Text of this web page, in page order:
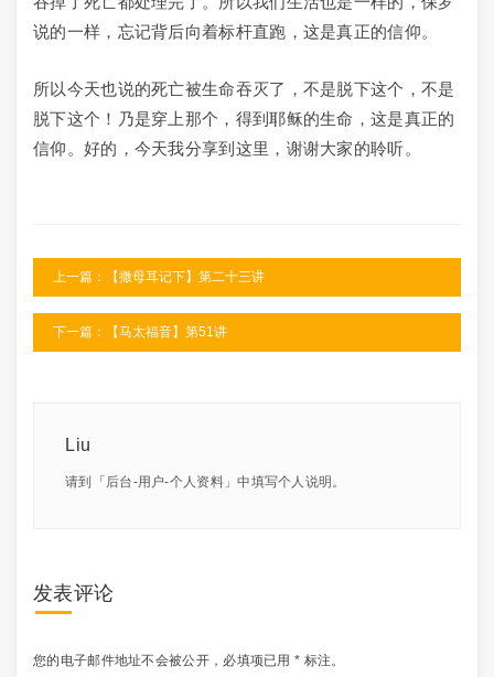
说的一样，忘记背后向着标杆直跑，这是真正的信仰。
所以今天也说的死亡被生命吞灭了，不是脱下这个，不是
脱下这个！乃是穿上那个，得到耶稣的生命，这是真正的
信仰。好的，今天我分享到这里，谢谢大家的聆听。
上一篇：【撒母耳记下】第二十三讲
下一篇：【马太福音】第51讲
Liu
请到「后台-用户-个人资料」中填写个人说明。
发表评论
您的电子邮件地址不会被公开， 必填项已用* 标注。